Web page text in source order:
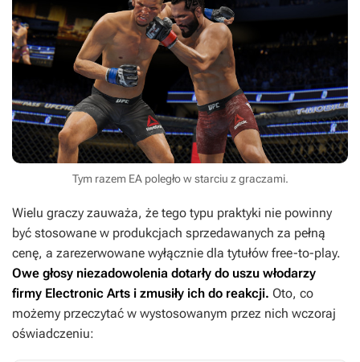
Tym razem EA poległo w starciu z graczami.
Wielu graczy zauważa, że tego typu praktyki nie powinny
być stosowane w produkcjach sprzedawanych za pełną
cenę, a zarezerwowane wyłącznie dla tytułów free-to-play.
Owe głosy niezadowolenia dotarły do uszu włodarzy
firmy Electronic Arts i zmusiły ich do reakcji. Oto, co
możemy przeczytać w wystosowanym przez nich wczoraj
oświadczeniu: